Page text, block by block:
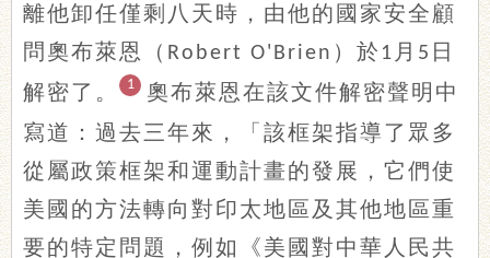
離他卸任僅剩八天時，由他的國家安全顧
問奧布萊恩（ Robert O'Brien ）於 1 月 5 日
解密了。
1
奧布萊恩在該文件解密聲明中
寫道：過去三年來，「該框架指導了眾多
從屬政策框架和運動計畫的發展，它們使
美國的方法轉向對印太地區及其他地區重
要的特定問題，例如《美國對中華人民共